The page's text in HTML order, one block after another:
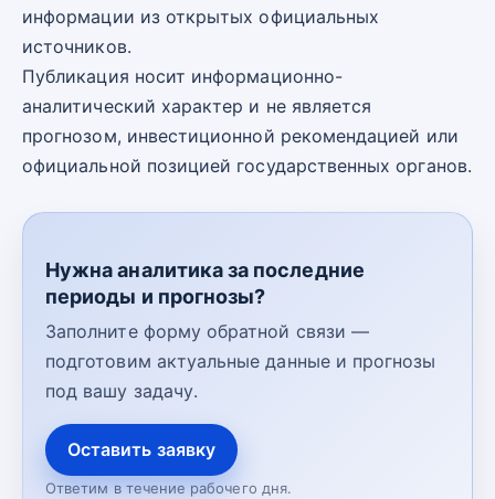
информации из открытых официальных
источников.
Публикация носит информационно-
аналитический характер и не является
прогнозом, инвестиционной рекомендацией или
официальной позицией государственных органов.
Нужна аналитика за последние
периоды и прогнозы?
Заполните форму обратной связи —
подготовим актуальные данные и прогнозы
под вашу задачу.
Оставить заявку
Ответим в течение рабочего дня.